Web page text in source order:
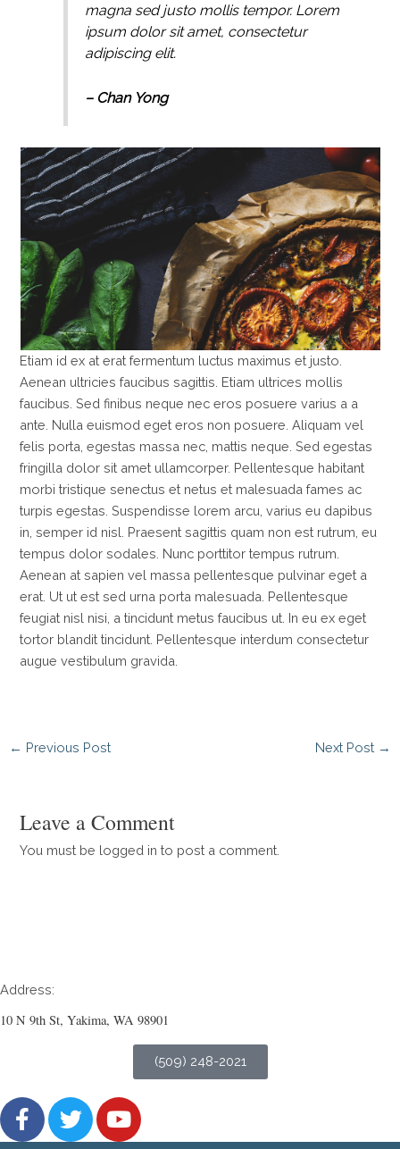
magna sed justo mollis tempor. Lorem
ipsum dolor sit amet, consectetur
adipiscing elit.
– Chan Yong
Etiam id ex at erat fermentum luctus maximus et justo.
Aenean ultricies faucibus sagittis. Etiam ultrices mollis
faucibus. Sed finibus neque nec eros posuere varius a a
ante. Nulla euismod eget eros non posuere. Aliquam vel
felis porta, egestas massa nec, mattis neque. Sed egestas
fringilla dolor sit amet ullamcorper. Pellentesque habitant
morbi tristique senectus et netus et malesuada fames ac
turpis egestas. Suspendisse lorem arcu, varius eu dapibus
in, semper id nisl. Praesent sagittis quam non est rutrum, eu
tempus dolor sodales. Nunc porttitor tempus rutrum.
Aenean at sapien vel massa pellentesque pulvinar eget a
erat. Ut ut est sed urna porta malesuada. Pellentesque
feugiat nisl nisi, a tincidunt metus faucibus ut. In eu ex eget
tortor blandit tincidunt. Pellentesque interdum consectetur
augue vestibulum gravida.
← Previous Post Next Post →
Leave a Comment
You must be logged in to post a comment.
Address:
10 N 9th St, Yakima, WA 98901
(509) 248-2021
F
a
T
w
Y
o